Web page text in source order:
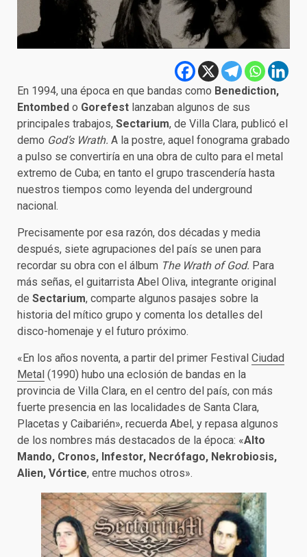
En 1994, una época en que bandas como Benediction,
Entombed o Gorefest lanzaban algunos de sus
principales trabajos, Sectarium, de Villa Clara, publicó el
demo God’s Wrath. A la postre, aquel fonograma grabado
a pulso se convertiría en una obra de culto para el metal
extremo de Cuba; en tanto el grupo trascendería hasta
nuestros tiempos como leyenda del underground
nacional.
Precisamente por esa razón, dos décadas y media
después, siete agrupaciones del país se unen para
recordar su obra con el álbum The Wrath of God. Para
más señas, el guitarrista Abel Oliva, integrante original
de Sectarium, comparte algunos pasajes sobre la
historia del mítico grupo y comenta los detalles del
disco-homenaje y el futuro próximo.
«En los años noventa, a partir del primer Festival Ciudad
Metal (1990) hubo una eclosión de bandas en la
provincia de Villa Clara, en el centro del país, con más
fuerte presencia en las localidades de Santa Clara,
Placetas y Caibarién», recuerda Abel, y repasa algunos
de los nombres más destacados de la época: «Alto
Mando, Cronos, Infestor, Necrófago, Nekrobiosis,
Alien, Vórtice, entre muchos otros».